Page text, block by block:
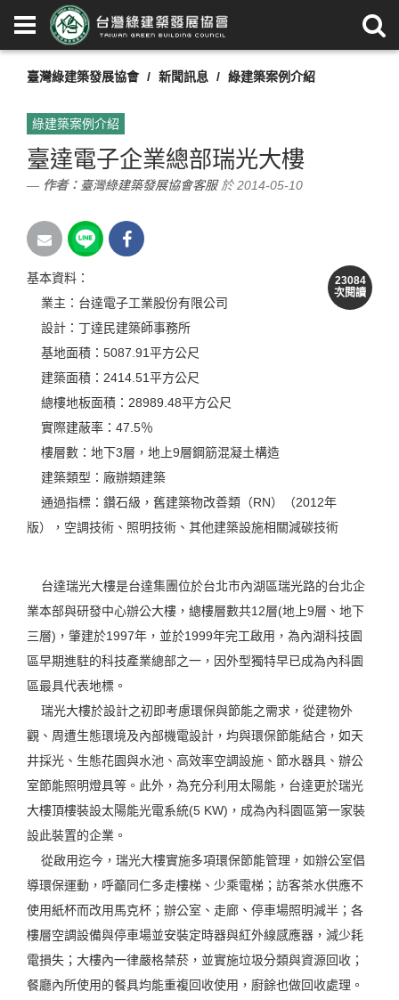
臺灣綠建築發展協會 新聞訊息 綠建築案例介紹
綠建築案例介紹
臺達電子企業總部瑞光大樓
作者： 臺灣綠建築發展協會客服於 2014-05-10
23084
次閱讀
基本資料：
業主：台達電子工業股份有限公司
設計：丁達民建築師事務所
基地面積：5087.91平方公尺
建築面積：2414.51平方公尺
總樓地板面積：28989.48平方公尺
實際建蔽率：47.5％
樓層數：地下3層，地上9層鋼筋混凝土構造
建築類型：廠辦類建築
通過指標：鑽石級，舊建築物改善類（RN）（2012年
版），空調技術、照明技術、其他建築設施相關減碳技術
台達瑞光大樓是台達集團位於台北市內湖區瑞光路的台北企
業本部與研發中心辦公大樓，總樓層數共12層(地上9層、地下
三層)，肇建於1997年，並於1999年完工啟用，為內湖科技園
區早期進駐的科技產業總部之一，因外型獨特早已成為內科園
區最具代表地標。
瑞光大樓於設計之初即考慮環保與節能之需求，從建物外
觀、周遭生態環境及內部機電設計，均與環保節能結合，如天
井採光、生態花園與水池、高效率空調設施、節水器具、辦公
室節能照明燈具等。此外，為充分利用太陽能，台達更於瑞光
大樓頂樓裝設太陽能光電系統(5 KW)，成為內科園區第一家裝
設此裝置的企業。
從啟用迄今，瑞光大樓實施多項環保節能管理，如辦公室倡
導環保運動，呼籲同仁多走樓梯、少乘電梯；訪客茶水供應不
使用紙杯而改用馬克杯；辦公室、走廊、停車場照明減半；各
樓層空調設備與停車場並安裝定時器與紅外線感應器，減少耗
電損失；大樓內一律嚴格禁菸，並實施垃圾分類與資源回收；
餐廳內所使用的餐具均能重複回收使用，廚餘也做回收處理。